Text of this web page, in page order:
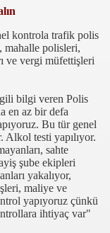
kontrola trafik polis
mahalle polisleri,
ve vergi müfettişleri
bilgi veren Polis
en az bir defa
Bu tür genel
Alkol testi yapılıyor.
sahte
şube ekipleri
yakalıyor,
maliye ve
yapıyoruz çünkü
ihtiyaç var"